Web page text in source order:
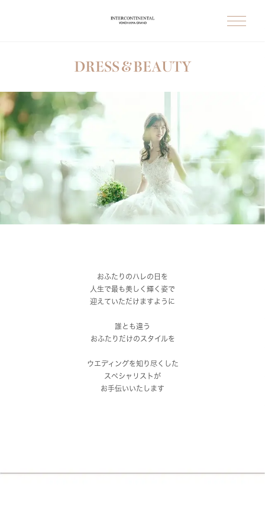
DRESS＆BEAUTY
おふたりのハレの日を
人生で最も美しく輝く姿で
迎えていただけますように
誰とも違う
おふたりだけのスタイルを
ウエディングを知り尽くした
スペシャリストが
お手伝いいたします